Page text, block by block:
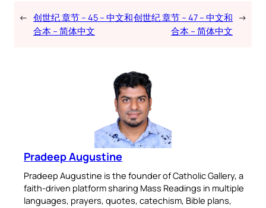
← 创世纪 章节 – 45 – 中文和
合本 – 简体中文
创世纪 章节 – 47 – 中文和
合本 – 简体中文
→
Pradeep Augustine
Pradeep Augustine is the founder of Catholic Gallery, a
faith-driven platform sharing Mass Readings in multiple
languages, prayers, quotes, catechism, Bible plans,